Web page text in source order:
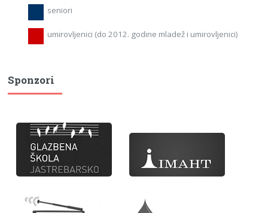
seniori
umirovljenici (do 2012. godine mladež i umirovljenici)
Sponzori